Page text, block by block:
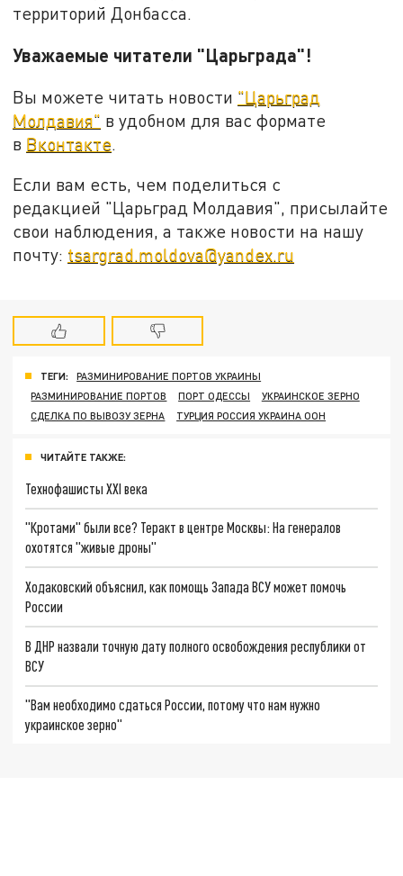
территорий Донбасса.
Уважаемые читатели "Царьграда"!
Вы можете читать новости "Царьград
Молдавия" в удобном для вас формате
в Вконтакте
Если вам есть, чем поделиться с
редакцией "Царьград Молдавия", присылайте
свои наблюдения, а также новости на нашу
почту: tsargrad.moldova@yandex.ru
ТЕГИ:
РАЗМИНИРОВАНИЕ ПОРТОВ УКРАИНЫ
РАЗМИНИРОВАНИЕ ПОРТОВ
ПОРТ ОДЕССЫ
УКРАИНСКОЕ ЗЕРНО
СДЕЛКА ПО ВЫВОЗУ ЗЕРНА
ТУРЦИЯ РОССИЯ УКРАИНА ООН
ЧИТАЙТЕ ТАКЖЕ:
Технофашисты XXI века
"Кротами" были все? Теракт в центре Москвы: На генералов
охотятся "живые дроны"
Ходаковский объяснил, как помощь Запада ВСУ может помочь
России
В ДНР назвали точную дату полного освобождения республики от
ВСУ
"Вам необходимо сдаться России, потому что нам нужно
украинское зерно"